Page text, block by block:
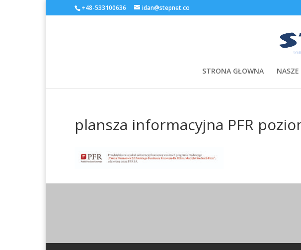
+48-533100636 idan@stepnet.co
STRONA GŁOWNA NASZE
plansza informacyjna PFR